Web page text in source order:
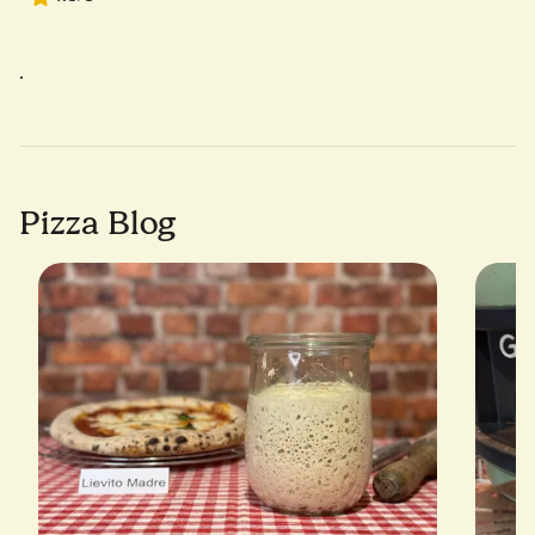
Millarco
.
Pizza Blog